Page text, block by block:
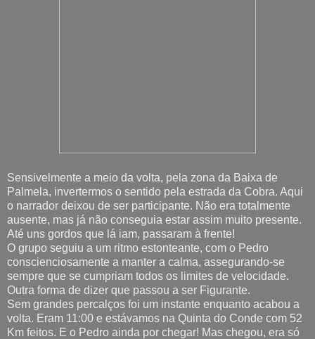
Sensivelmente a meio da volta, pela zona da Baixa de
Palmela, invertermos o sentido pela estrada da Cobra. Aqui
o narrador deixou de ser participante. Não era totalmente
ausente, mas já não conseguia estar assim muito presente.
Até uns gordos que lá iam, passaram à frente!
O grupo seguiu a um ritmo estonteante, com o Pedro
conscienciosamente a manter a calma, assegurando-se
sempre que se cumpriam todos os limites de velocidade.
Outra forma de dizer que passou a ser Figurante.
Sem grandes percalços foi um instante enquanto acabou a
volta. Eram 11:00 e estávamos na Quinta do Conde com 52
Km feitos. E o Pedro ainda por chegar! Mas chegou, era só